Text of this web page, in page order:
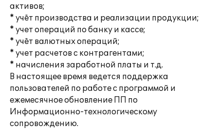
активов;
* учёт производства и реализации продукции;
* учет операций по банку и кассе;
* учёт валютных операций;
* учет расчетов с контрагентами;
* начисления заработной платы и т.д.
В настоящее время ведется поддержка
пользователей по работе с программой и
ежемесячное обновление ПП по
Информационно-технологическому
сопровождению.